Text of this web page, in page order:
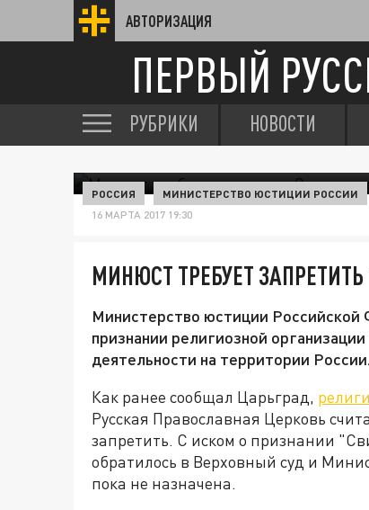
АВТОРИЗАЦИЯ
ПЕРВЫЙ
РУБРИКИ НОВОСТИ
РОССИЯ МИНИСТЕРСТВО ЮСТИЦИИ РОССИИ
16 МАРТА 2017 19:30
МИНЮСТ ТРЕБУЕТ
Министерство юстиции Российской
признании религиозной
деятельности на территории России.
Как ранее сообщал Царьград,
Русская Православная Церковь
запретить. С иском о признании
обратилось в Верховный суд и
пока не назначена.